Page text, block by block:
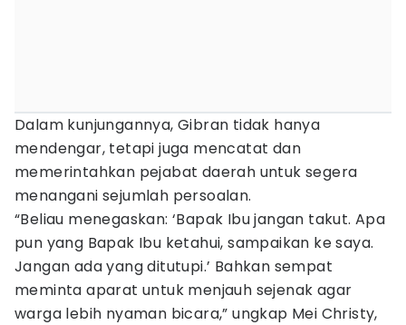
Dalam kunjungannya, Gibran tidak hanya
mendengar, tetapi juga mencatat dan
memerintahkan pejabat daerah untuk segera
menangani sejumlah persoalan.
“Beliau menegaskan: ‘Bapak Ibu jangan takut. Apa
pun yang Bapak Ibu ketahui, sampaikan ke saya.
Jangan ada yang ditutupi.’ Bahkan sempat
meminta aparat untuk menjauh sejenak agar
warga lebih nyaman bicara,” ungkap Mei Christy,